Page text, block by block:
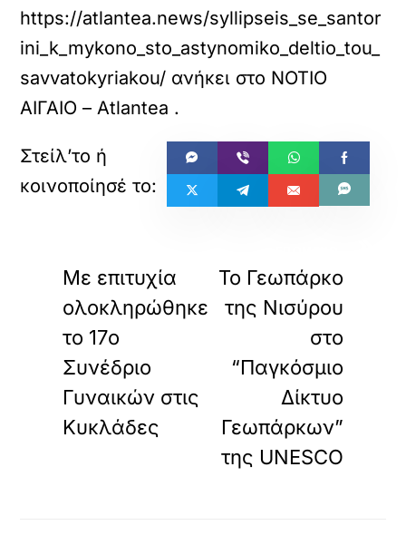
https://atlantea.news/syllipseis_se_santor
ini_k_mykono_sto_astynomiko_deltio_tou_
savvatokyriakou/ ανήκει στο ΝΟΤΙΟ
ΑΙΓΑΙΟ – Atlantea .
Με επιτυχία
ολοκληρώθηκε
το 17ο
Συνέδριο
Γυναικών στις
Κυκλάδες
Το Γεωπάρκο
της Νισύρου
στο
“Παγκόσμιο
Δίκτυο
Γεωπάρκων”
της UNESCO